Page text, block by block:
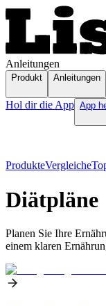
Anleitungen
Produkt Anleitungen
Hol dir die App App
ProdukteVergleiche
Diätpläne
Planen Sie Ihre
einem klaren